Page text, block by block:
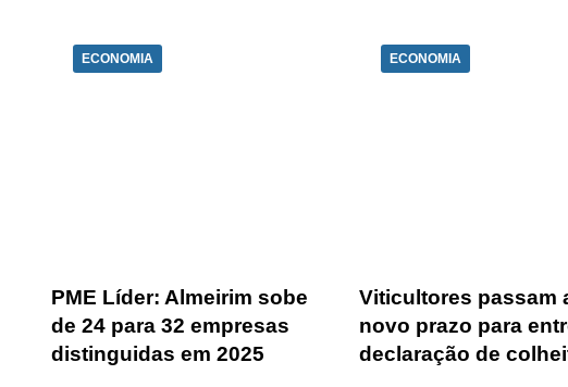
ECONOMIA
PME Líder: Almeirim sobe
de 24 para 32 empresas
distinguidas em 2025
ECONOMIA
Viticultores passam
novo prazo para
declaração de